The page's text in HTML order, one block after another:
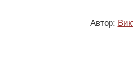
Автор: